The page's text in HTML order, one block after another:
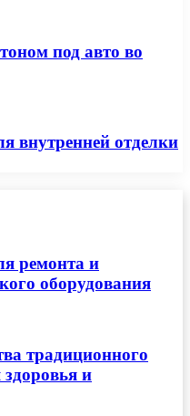
под авто во
внутренней отделки
ремонта и
оборудования
традиционного
и